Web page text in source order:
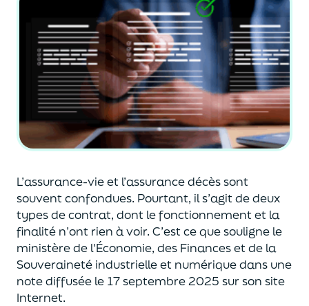
L’assurance-vie et l’assurance décès sont
souventconfondues. Pourtant, il s’agit de deux
types de contrat, dont le fonctionnement et la
finalité n’ont rien à voir. C’est ce que souligne le
ministère de l'Économie, des Financeset de la
Souveraineté industrielle et numériquedans une
note diffusée le 17 septembre 2025 sur son site
Internet.